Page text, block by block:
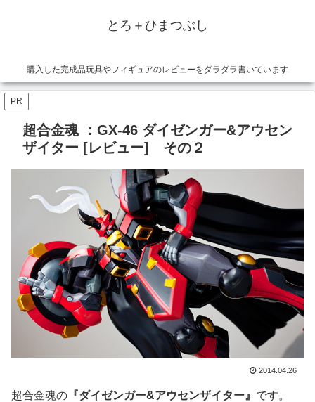
とろ＋ひまつぶし
購入した完成品玩具やフィギュアのレビューをダラダラ書いています
PR
超合金魂 ：GX-46 ダイゼンガー&アウセン
ザイター [レビュー] その２
2014.04.26
超合金魂の 『ダイゼンガー&アウセンザイター』 です。